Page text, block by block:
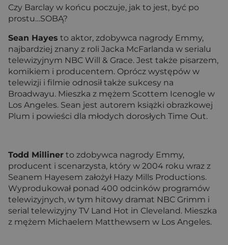
Czy Barclay w końcu poczuje, jak to jest, być po
prostu…SOBĄ?
Sean Hayes to aktor, zdobywca nagrody Emmy,
najbardziej znany z roli Jacka McFarlanda w serialu
telewizyjnym NBC Will & Grace. Jest także pisarzem,
komikiem i producentem. Oprócz występów w
telewizji i filmie odnosił także sukcesy na
Broadwayu. Mieszka z mężem Scottem Icenogle w
Los Angeles. Sean jest autorem książki obrazkowej
Plum i powieści dla młodych dorosłych Time Out.
Todd Milliner to zdobywca nagrody Emmy,
producent i scenarzysta, który w 2004 roku wraz z
Seanem Hayesem założył Hazy Mills Productions.
Wyprodukował ponad 400 odcinków programów
telewizyjnych, w tym hitowy dramat NBC Grimm i
serial telewizyjny TV Land Hot in Cleveland. Mieszka
z mężem Michaelem Matthewsem w Los Angeles.